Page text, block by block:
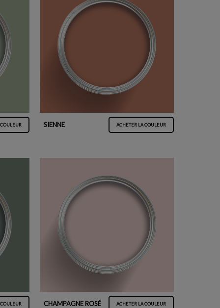
SIENNE ACHETER LA COULEUR
CHAMPAGNE ROSÉ ACHETER LA COULEUR